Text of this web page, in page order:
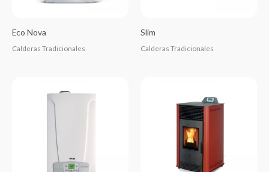
Eco Nova
Calderas Tradicionales
Slim
Calderas Tradicionales